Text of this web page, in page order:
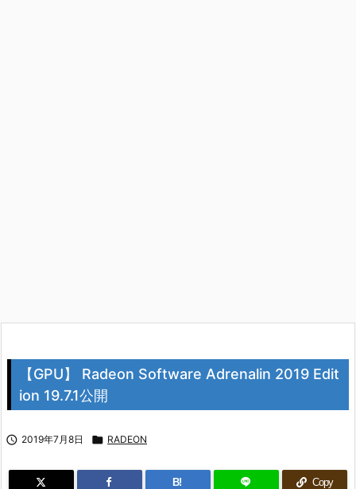
【GPU】 Radeon Software Adrenalin 2019 Edit
ion 19.7.1公開
 2019年7月8日  RADEON
B! Copy